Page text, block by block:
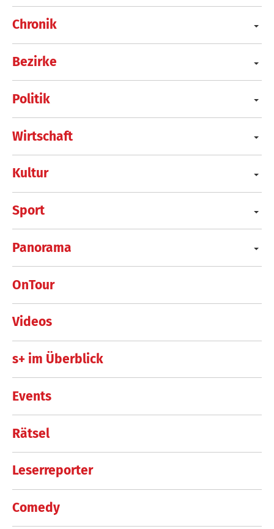
Chronik
Bezirke
Politik
Wirtschaft
Kultur
Sport
Panorama
OnTour
Videos
s+ im Überblick
Events
Rätsel
Leserreporter
Comedy